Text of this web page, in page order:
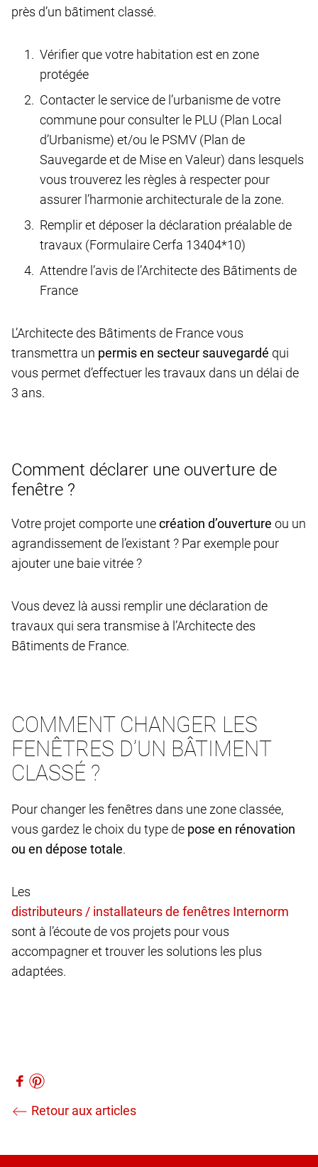
près d’un bâtiment classé.
Vérifier que votre habitation est en zone
protégée
Contacter le service de l’urbanisme de votre
commune pour consulter le PLU (Plan Local
d’Urbanisme) et/ou le PSMV (Plan de
Sauvegarde et de Mise en Valeur) dans lesquels
vous trouverez les règles à respecter pour
assurer l’harmonie architecturale de la zone.
Remplir et déposer la déclaration préalable de
travaux (Formulaire Cerfa 13404*10)
Attendre l’avis de l’Architecte des Bâtiments de
France
L’Architecte des Bâtiments de France vous
transmettra un permis en secteur sauvegardé qui
vous permet d’effectuer les travaux dans un délai de
3 ans.
Comment déclarer une ouverture de
fenêtre ?
Votre projet comporte unecréation d’ouverture ou un
agrandissement de l’existant ? Par exemple pour
ajouter une baie vitrée ?
Vous devez là aussi remplir une déclaration de
travaux qui sera transmise à l’Architecte des
Bâtiments de France.
COMMENT CHANGER LES
FENÊTRES D’UN BÂTIMENT
CLASSÉ ?
Pour changer les fenêtres dans une zone classée,
vous gardez le choix du type de pose en rénovation
ou en dépose totale.
Les
sont à l’écoute de vos projets pour vous
accompagner et trouver les solutions les plus
adaptées.